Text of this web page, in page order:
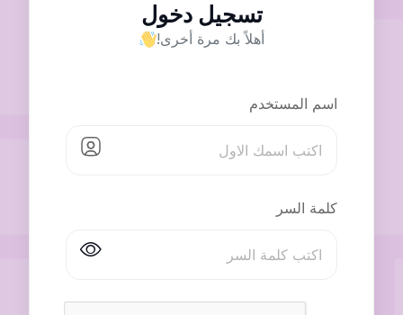
تسجيل دخول
أهلاً بك مرة أخرى!
اسم المستخدم
كلمة السر